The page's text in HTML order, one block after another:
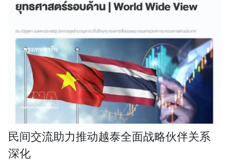
民间交流助力推动越泰全面战略伙伴关系
深化